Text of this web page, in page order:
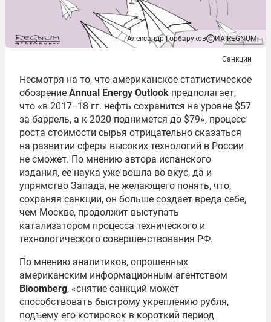
Александр Горбаруков ИА REGNUM
Санкции
Несмотря на то, что американское статистическое
обозрение Annual Energy Outlook предполагает,
что «в 2017−18 гг. нефть сохранится на уровне $57
за баррель, а к 2020 поднимется до $79», процесс
роста стоимости сырья отрицательно сказаться
на развитии сферы высоких технологий в России
не сможет. По мнению автора испанского
издания, ее наука уже вошла во вкус, да и
упрямство Запада, не желающего понять, что,
сохраняя санкции, он больше создает вреда себе,
чем Москве, продолжит выступать
катализатором процесса технического и
технологического совершенствования РФ.
По мнению аналитиков, опрошенных
американским информационным агентством
Bloomberg, «снятие санкций может
способствовать быстрому укреплению рубля,
подъему его котировок в короткий период